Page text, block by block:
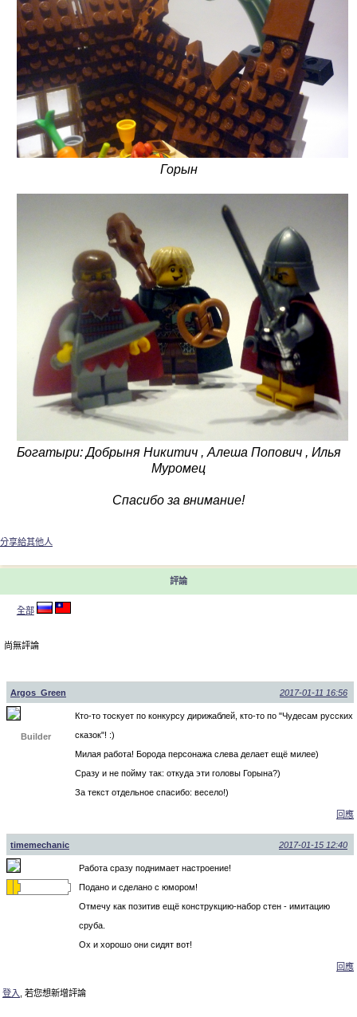
Горын
Богатыри: Добрыня Никитич , Алеша Попович , Илья
Муромец
Спасибо за внимание!
分享給其他人
評論
全部
尚無評論
Argos_Green 2017-01-11 16:56
Builder
Кто-то тоскует по конкурсу дирижаблей, кто-то по "Чудесам русских
сказок"! :)
Милая работа! Борода персонажа слева делает ещё милее)
Сразу и не пойму так: откуда эти головы Горына?)
За текст отдельное спасибо: весело!)
回應
timemechanic 2017-01-15 12:40
Работа сразу поднимает настроение!
Подано и сделано с юмором!
Отмечу как позитив ещё конструкцию-набор стен - имитацию
сруба.
Ох и хорошо они сидят вот!
回應
登入 , 若您想新增評論